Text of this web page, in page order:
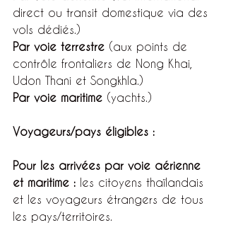
direct ou transit domestique via des
vols dédiés.)
Par voie terrestre (aux points de
contrôle frontaliers de Nong Khai,
Udon Thani et Songkhla.)
Par voie maritime (yachts.)
Voyageurs/pays éligibles :
Pour les arrivées par voie aérienne
et maritime : les citoyens thaïlandais
et les voyageurs étrangers de tous
les pays/territoires.